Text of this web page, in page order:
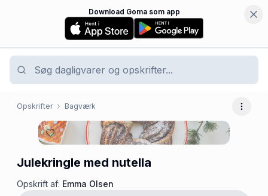
Download Goma som app
Opskrifter Bagværk Flere
Julekringle med nutella
Opskrift af: Emma Olsen